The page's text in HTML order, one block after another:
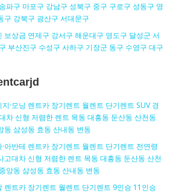
파구 마포구 강남구 성북구 중구 구로구 성동구 영
구 강북구 광산구 서대문구
보상금 연제구 강서구 해운대구 영도구 달성군 서
부산진구 수성구 사하구 기장군 동구 수영구 대구
·모닝 렌트카 장기렌트 월렌트 단기렌트 SUV 경
차 신형 저렴한 렌트 목동 대흥동 둔산동 산천동
동 삼성동 효동 산내동 변동
아반테 렌트카 장기렌트 월렌트 단기렌트 전연령
고대차 신형 저렴한 렌트 목동 대흥동 둔산동 산천
앙동 삼성동 효동 산내동 변동
렌트카 장기렌트 월렌트 단기렌트 9인승 11인승